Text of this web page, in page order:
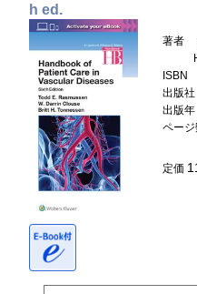
h ed.
著者
ISBN
出版社
出版年
ペー
定価